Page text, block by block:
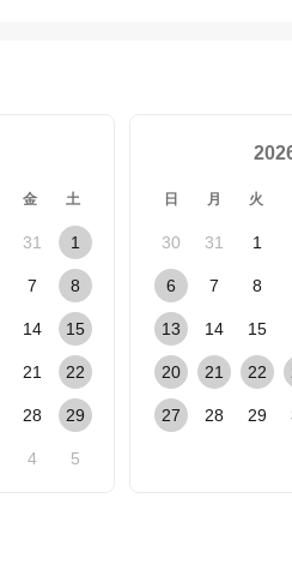
金 土
31 1
7 8
14 15
21 22
28 29
4 5
日 月 火
30 31 1
6 7 8
13 14 15
20 21 22
27 28 29